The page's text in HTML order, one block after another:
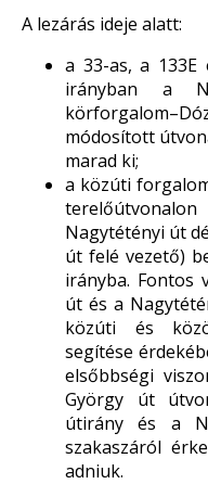
A lezárás ideje alatt:
a 33-as, a
irányban a
módosított
marad ki;
a közúti
Nagytétényi út
út felé vezető)
irányba. Fontos
út és a
közúti és
segítése
elsőbbségi
György út
útirány és a
szakaszáról
adniuk.